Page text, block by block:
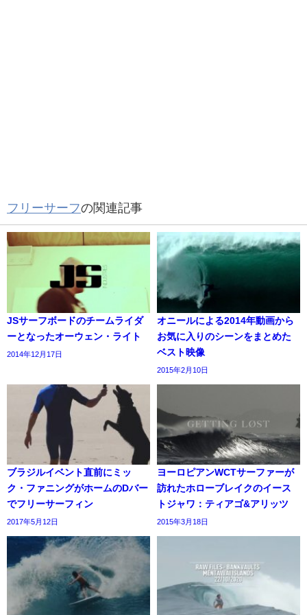
フリーサーフの関連記事
JSサーフボードのチームライダ
ーとなったオーウェン・ライト
2014年12月17日
オニールによる2014年動画から
お気に入りのシーンをまとめた
ベスト映像
2015年2月10日
ブラジルイベント直前にミッ
ク・ファニングがホームのDバー
でフリーサーフィン
2017年5月12日
ヨーロピアンWCTサーファーが
訪れたホローブレイクのイース
トジャワ：ティアゴ&アリッツ
2015年3月18日